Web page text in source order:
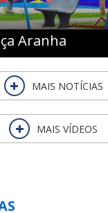
Aranha
MAIS NOTÍCIAS
MAIS VÍDEOS